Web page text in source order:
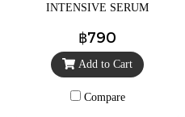
INTENSIVE SERUM
อควา แมท อินเทนซีฟ เซรั่ม
คุชชั่น 02.ไลท์ ราคา 490.- (จาก
ปกติราคา 790.-) (เน้นปกปิด ริ้ว
฿790
Add to Cart
Compare